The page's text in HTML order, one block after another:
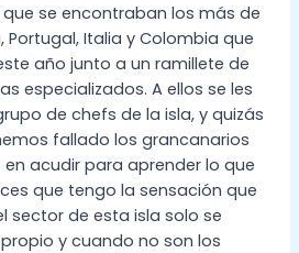
se encontraban los más de
Portugal, Italia y Colombia que
año junto a un ramillete de
especializados. A ellos se les
de chefs de la isla, y quizás
fallado los grancanarios
en acudir para aprender lo que
que tengo la sensación que
sector de esta isla solo se
y cuando no son los